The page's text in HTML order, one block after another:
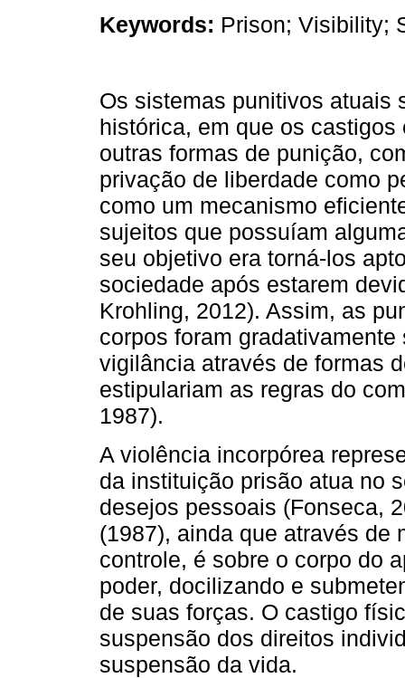
Keywords: Prison; Visibility;
Os sistemas punitivos atuais
histórica, em que os
outras formas de punição,
privação de liberdade como
como um mecanismo
sujeitos que possuíam
seu objetivo era torná-los
sociedade após estarem
Krohling, 2012). Assim, as
corpos foram
vigilância através de formas
estipulariam as regras do
1987).
A violência incorpórea
da instituição prisão atua no
desejos pessoais (Fonseca,
(1987), ainda que através de
controle, é sobre o corpo do
poder, docilizando e
de suas forças. O castigo
suspensão dos direitos
suspensão da vida.